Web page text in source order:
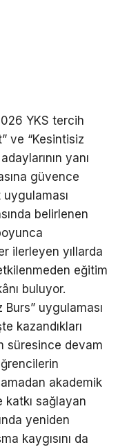
YKS tercih
ve “Kesintisiz
yanı
güvence
belirlenen
ilerleyen yıllarda
eğitim
buluyor.
uygulaması
kazandıkları
süresince devam
akademik
sağlayan
yeniden
kaygısını da